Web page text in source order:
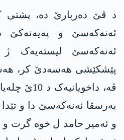
د ڤێ دەربارێ دە، پشتی کو
ئه‌نه‌كه‌سێ و
پێشکێشی هه‌سه‌دێ کر،
بەرسڤا ئه‌نه‌كه‌سێ دا و تێدا
و ئەمیر حامد ل خوە گرت و